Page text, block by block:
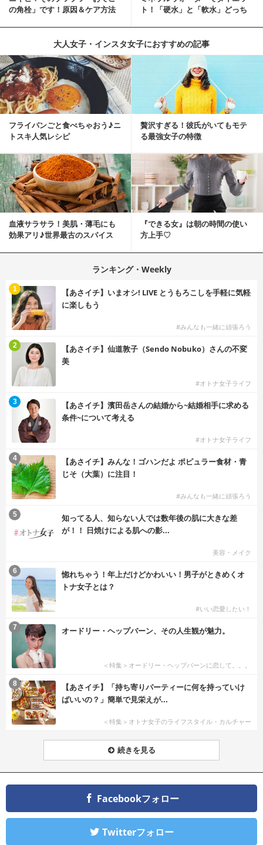
の角栓」です！原因＆ケア方法
ト！「硬水」と「軟水」どっち
大人女子・インスタ女子におすすめの記事
フライパンごと食べちゃおう♪ニ
トスキ人気レシピ
贅沢すぎる！彼氏がいてもモテ
る最強女子の特徴
血液サラサラ！美肌・薄毛にも
効果アリ♪世界最古のスパイス
『できる女』は朝の時間の使い
方上手♡
ランキング・Weekly
【あさイチ】いまオシ! LIVE とうもろこしを手軽に気軽
に楽しもう
#みんなも一緒に頑張ろう
1
【あさイチ】仙道敦子（Sendo Nobuko）さんの不変
美
#オトナ女子ライフ
2
【あさイチ】濱田岳さんの結婚から~結婚相手に求める
条件~について考える
#オトナ女子ライフ
3
【あさイチ】みんな！ゴハンだよ ポピュラー食材・青
じそ（大葉）に注目！
#みんなも一緒に頑張ろう
4
知ってる人、知らない人では数年後の肌に大きな差
が！！ 日焼けによる肌への影...
美容・メイク
5
惚れちゃう！年上だけどかわいい！男子がときめくオ
トナ女子とは？
#いい恋愛したい！
6
オードリー・ヘップバーン、その人生観が魅力。
＜特集＞オードリー・ヘップバーンに恋して。。。
7
【あさイチ】「持ち寄りパーティーに何を持っていけ
ばいいの？」簡単で見栄えが...
＜特集＞オトナ女子のライフスタイル・カルチャー
8
続きを見る
Facebookフォロー
Twitterフォロー